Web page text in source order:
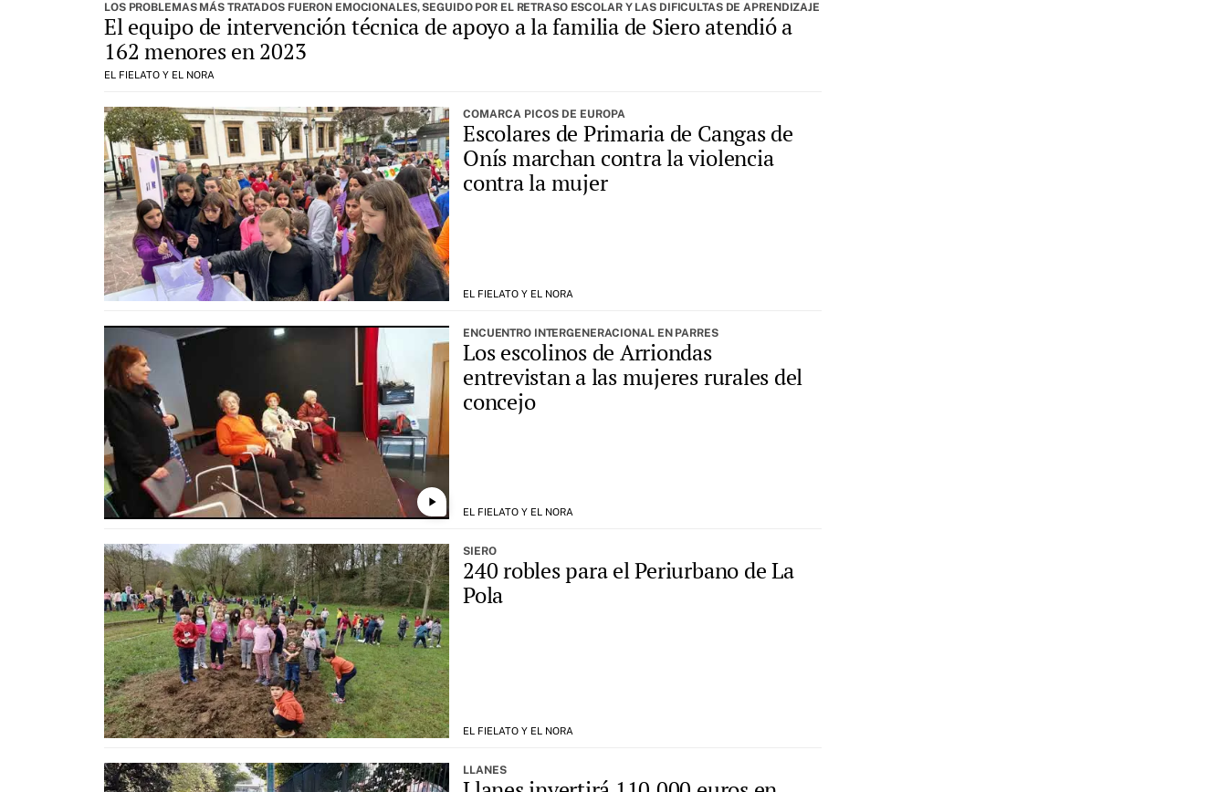
LOS PROBLEMAS MÁS TRATADOS FUERON EMOCIONALES, SEGUIDO POR EL RETRASO ESCOLAR Y LAS DIFICULTAS DE APRENDIZAJE
El equipo de intervención técnica de apoyo a la familia de Siero atendió a
162 menores en 2023
EL FIELATO Y EL NORA
COMARCA PICOS DE EUROPA
Escolares de Primaria de Cangas de
Onís marchan contra la violencia
contra la mujer
EL FIELATO Y EL NORA
play_arrow
ENCUENTRO INTERGENERACIONAL EN PARRES
Los escolinos de Arriondas
entrevistan a las mujeres rurales del
concejo
EL FIELATO Y EL NORA
SIERO
240 robles para el Periurbano de La
Pola
EL FIELATO Y EL NORA
LLANES